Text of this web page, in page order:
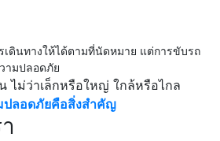
เดินทางให้ได้ตามที่นัดหมาย แต่การขับรถ
ามปลอดภัย
ไม่ว่าเล็กหรือใหญ่ ใกล้หรือไกล
ปลอดภัยคือสิ่งสำคัญ